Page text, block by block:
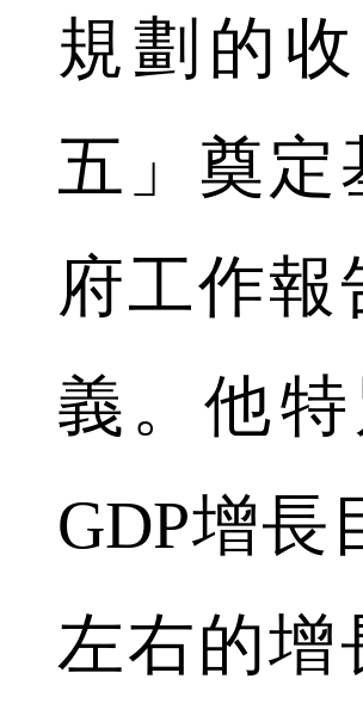
規劃的
五」奠定
府工作
義。他
GDP增長
左右的增